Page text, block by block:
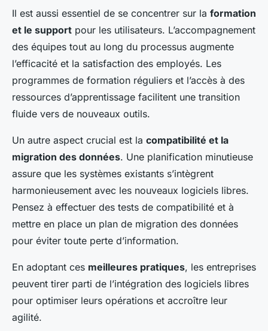
Il est aussi essentiel de se concentrer sur la formation
et le support pour les utilisateurs. L’accompagnement
des équipes tout au long du processus augmente
l’efficacité et la satisfaction des employés. Les
programmes de formation réguliers et l’accès à des
ressources d’apprentissage facilitent une transition
fluide vers de nouveaux outils.
Un autre aspect crucial est la compatibilité et la
migration des données. Une planification minutieuse
assure que les systèmes existants s’intègrent
harmonieusement avec les nouveaux logiciels libres.
Pensez à effectuer des tests de compatibilité et à
mettre en place un plan de migration des données
pour éviter toute perte d’information.
En adoptant ces meilleures pratiques, les entreprises
peuvent tirer parti de l’intégration des logiciels libres
pour optimiser leurs opérations et accroître leur
agilité.